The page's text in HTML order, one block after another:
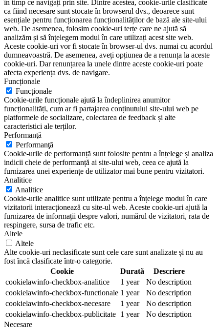
în timp ce navigați prin site. Dintre acestea, cookie-urile clasificate
ca fiind necesare sunt stocate în browserul dvs., deoarece sunt
esențiale pentru funcționarea funcționalităților de bază ale site-ului
web. De asemenea, folosim cookie-uri terțe care ne ajută să
analizăm și să înțelegem modul în care utilizați acest site web.
Aceste cookie-uri vor fi stocate în browser-ul dvs. numai cu acordul
dumneavoastră. De asemenea, aveți opțiunea de a renunța la aceste
cookie-uri. Dar renunțarea la unele dintre aceste cookie-uri poate
afecta experiența dvs. de navigare.
Funcționale
Funcționale
Cookie-urile funcționale ajută la îndeplinirea anumitor
funcționalități, cum ar fi partajarea conținutului site-ului web pe
platformele de socializare, colectarea de feedback și alte
caracteristici ale terților.
Performanţă
Performanţă
Cookie-urile de performanță sunt folosite pentru a înțelege și analiza
indicii cheie de performanță ai site-ului web, ceea ce ajută la
furnizarea unei experiențe de utilizator mai bune pentru vizitatori.
Analitice
Analitice
Cookie-urile analitice sunt utilizate pentru a înțelege modul în care
vizitatorii interacționează cu site-ul web. Aceste cookie-uri ajută la
furnizarea de informații despre valori, numărul de vizitatori, rata de
respingere, sursa de trafic etc.
Altele
Altele
Alte cookie-uri neclasificate sunt cele care sunt analizate și nu au
fost încă clasificate într-o categorie.
Cookie
Durată
Descriere
cookielawinfo-checkbox-analitice
1 year
No description
cookielawinfo-checkbox-functionale 1 year
No description
cookielawinfo-checkbox-necesare
1 year
No description
cookielawinfo-checkbox-publicitate 1 year
No description
Necesare